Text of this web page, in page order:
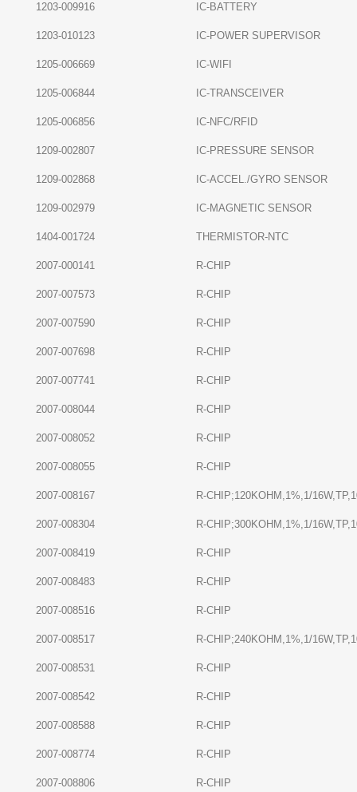
1203-009916 IC-BATTERY
1203-010123 IC-POWER SUPERVISOR
1205-006669 IC-WIFI
1205-006844 IC-TRANSCEIVER
1205-006856 IC-NFC/RFID
1209-002807 IC-PRESSURE SENSOR
1209-002868 IC-ACCEL./GYRO SENSOR
1209-002979 IC-MAGNETIC SENSOR
1404-001724 THERMISTOR-NTC
2007-000141 R-CHIP
2007-007573 R-CHIP
2007-007590 R-CHIP
2007-007698 R-CHIP
2007-007741 R-CHIP
2007-008044 R-CHIP
2007-008052 R-CHIP
2007-008055 R-CHIP
2007-008167 R-CHIP;120KOHM,1%,1/
2007-008304 R-CHIP;300KOHM,1%,1/
2007-008419 R-CHIP
2007-008483 R-CHIP
2007-008516 R-CHIP
2007-008517 R-CHIP;240KOHM,1%,1/
2007-008531 R-CHIP
2007-008542 R-CHIP
2007-008588 R-CHIP
2007-008774 R-CHIP
2007-008806 R-CHIP